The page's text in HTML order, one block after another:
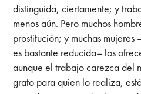
distinguida, ciertamente; y
menos aún. Pero muchos
prostitución; y muchas mujeres
es bastante reducida– los
aunque el trabajo carezca del
grato para quien lo realiza,